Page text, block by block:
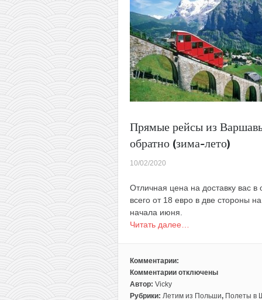
из
Варшавы
всего
до
40€
туда-
обратно
Прямые рейсы из
обратно (зима-лето)
10/02/2020
Отличная цена на доставку вас
всего от 18 евро в две стороны
начала июня.
Читать далее…
Комментарии:
Комментарии
к
записи
отключены
Автор: Vicky
Рубрики: Летим из Польши, Полеты в